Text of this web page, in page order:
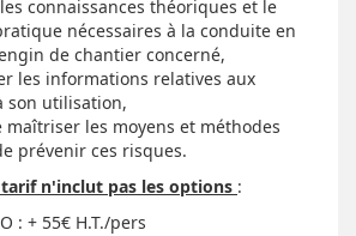
connaissances théoriques et le
nécessaires à la conduite en
de chantier concerné,
les informations relatives aux
son utilisation,
maîtriser les moyens et méthodes
prévenir ces risques.
n'inclut pas les options :
: + 55€ H.T./pers